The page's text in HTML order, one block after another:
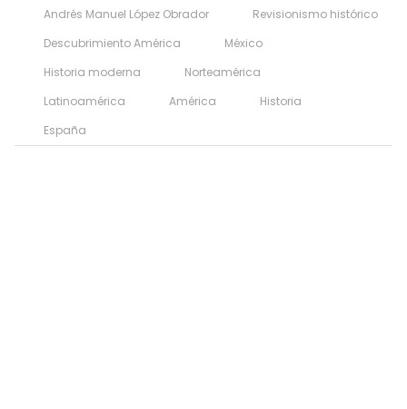
Andrés Manuel López Obrador
Revisionismo histórico
Descubrimiento América
México
Historia moderna
Norteamérica
Latinoamérica
América
Historia
España